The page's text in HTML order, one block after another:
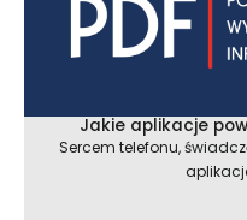
Jakie aplikacje
Sercem telefonu,